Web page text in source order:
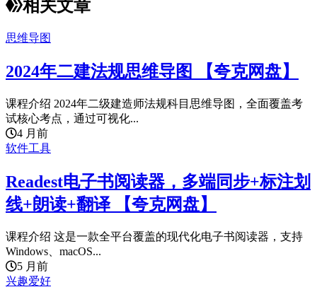
相关文章
思维导图
2024年二建法规思维导图 【夸克网盘】
课程介绍 2024年二级建造师法规科目思维导图，全面覆盖考
试核心考点，通过可视化...
4 月前
软件工具
Readest电子书阅读器，多端同步+标注划
线+朗读+翻译 【夸克网盘】
课程介绍 这是一款全平台覆盖的现代化电子书阅读器，支持
Windows、macOS...
5 月前
兴趣爱好